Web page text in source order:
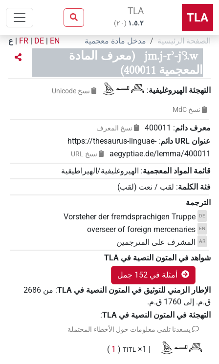
TLA
TLA
۱.٥.٢ (٢٠)
الصفحة الرئيسية مدخل مادة معجمية EN
|
DE
|
FR
| ع
jm.j-rʾ-jꜥꜣ.w
(معرف المادة
المعجمية 400011)
التهجئة الهيروغليفية:
𓅓𓂋𓂝𓄫 نسخ‏ ‏Unicode
نسخ‏ ‏MdC
معرف دائم:
400011 نسخ المعرف
عنوان‏ ‏URL‏ دائم :
https://thesaurus-linguae-
aegyptiae.de/lemma/400011
نسخ‏ ‏URL
قائمة المواد المعجمية: الهيروغليفية/الهيراطيقية
فئة الكلمة: لقب / نعت (لقب)
الترجمة
DE
Vorsteher der fremdsprachigen Truppe
EN
overseer of foreign mercenaries
AR
المشرف على المترجمين
شواهد في المتون النصية في ‏TLA
أمثلة في 152 جمل
الإطار الزمني للتوثيق في المتون النصية في ‏TLA
: من 2686
ق.م. إلى 1760 ق.م.
التهجئة في المتون النصية في TLA
:
يسعدنا تلقي معلومات حول الأخطاء المحتملة
𓅓𓂋𓂝𓄫
TITL
(
1
)